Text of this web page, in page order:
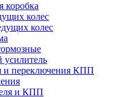
коробка
колес
колес
и переключения КПП
и КПП